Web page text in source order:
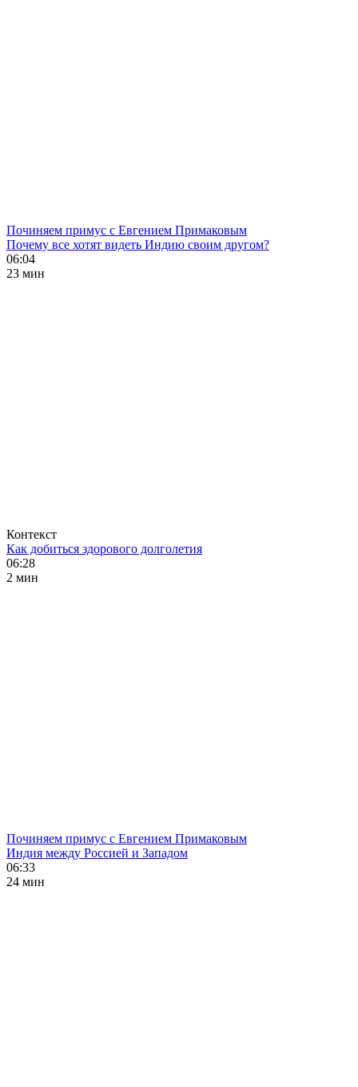
Починяем примус с Евгением Примаковым
Почему все хотят видеть Индию своим другом?
06:04
23 мин
Контекст
Как добиться здорового долголетия
06:28
2 мин
Починяем примус с Евгением Примаковым
Индия между Россией и Западом
06:33
24 мин